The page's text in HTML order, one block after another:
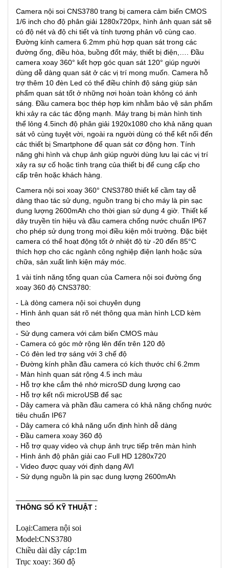
Camera nội soi CNS3780 trang bị camera cảm biến CMOS
1/6 inch cho độ phân giải 1280x720px, hình ảnh quan sát sẽ
có độ nét và độ chi tiết và tính tương phản vô cùng cao.
Đường kính camera 6.2mm phù hợp quan sát trong các
đường ống, điều hòa, buồng đốt máy, thiết bị điện,…. Đầu
camera xoay 360° kết hợp góc quan sát 120° giúp người
dùng dễ dàng quan sát ở các vị trí mong muốn. Camera hỗ
trợ thêm 10 đèn Led có thể điều chỉnh độ sáng giúp sản
phẩm quan sát tốt ở những nơi hoàn toàn không có ánh
sáng. Đầu camera bọc thép hợp kim nhằm bảo vệ sản phẩm
khi xảy ra các tác động mạnh. Máy trang bị màn hình tinh
thể lỏng 4.5inch độ phân giải 1920x1080 cho khả năng quan
sát vô cùng tuyệt vời, ngoài ra người dùng có thể kết nối đến
các thiết bị Smartphone để quan sát cơ động hơn. Tính
năng ghi hình và chụp ảnh giúp người dùng lưu lại các vị trí
xảy ra sự cố hoặc tình trạng của thiết bị để cung cấp cho
cấp trên hoặc khách hàng.
Camera nội soi xoay 360° CNS3780 thiết kế cầm tay dễ
dàng thao tác sử dụng, nguồn trang bị cho máy là pin sạc
dung lượng 2600mAh cho thời gian sử dụng 4 giờ. Thiết kế
dây truyền tín hiệu và đầu camera chống nước chuẩn IP67
cho phép sử dụng trong mọi điều kiện môi trường. Đặc biệt
camera có thể hoạt động tốt ở nhiệt độ từ -20 đến 85°C
thích hợp cho các ngành công nghiệp điện lạnh hoặc sửa
chữa, sản xuất linh kiện máy móc.
1 vài tính năng tổng quan của Camera nội soi đường ống
xoay 360 độ CNS3780:
- Là dòng camera nội soi chuyên dụng
- Hình ảnh quan sát rõ nét thông qua màn hình LCD kèm
theo
- Sử dụng camera với cảm biến CMOS màu
- Camera có góc mở rộng lên đến trên 120 độ
- Có đèn led trợ sáng với 3 chế độ
- Đường kính phần đầu camera có kích thước chỉ 6.2mm
- Màn hình quan sát rộng 4.5 inch màu
- Hỗ trợ khe cắm thẻ nhớ microSD dung lượng cao
- Hỗ trợ kết nối microUSB để sạc
- Dây camera và phần đầu camera có khả năng chống nước
tiêu chuẩn IP67
- Dây camera có khả năng uốn định hình dễ dàng
- Đầu camera xoay 360 độ
- Hỗ trợ quay video và chụp ảnh trực tiếp trên màn hình
- Hình ảnh độ phân giải cao Full HD 1280x720
- Video được quay với định dạng AVI
- Sử dụng nguồn là pin sạc dung lượng 2600mAh
THÔNG SỐ KỸ THUẬT :
Loại:Camera nội soi
Model:CNS3780
Chiều dài dây cáp:1m
Trục xoay: 360 độ